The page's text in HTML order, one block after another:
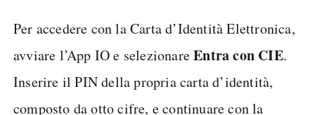
Per accedere con la Carta d’Identità Elettronica,
avviare l’App IO e selezionareEntra con CIE.
Inserire il PIN della propria carta d’identità,
composto da otto cifre, e continuare con la